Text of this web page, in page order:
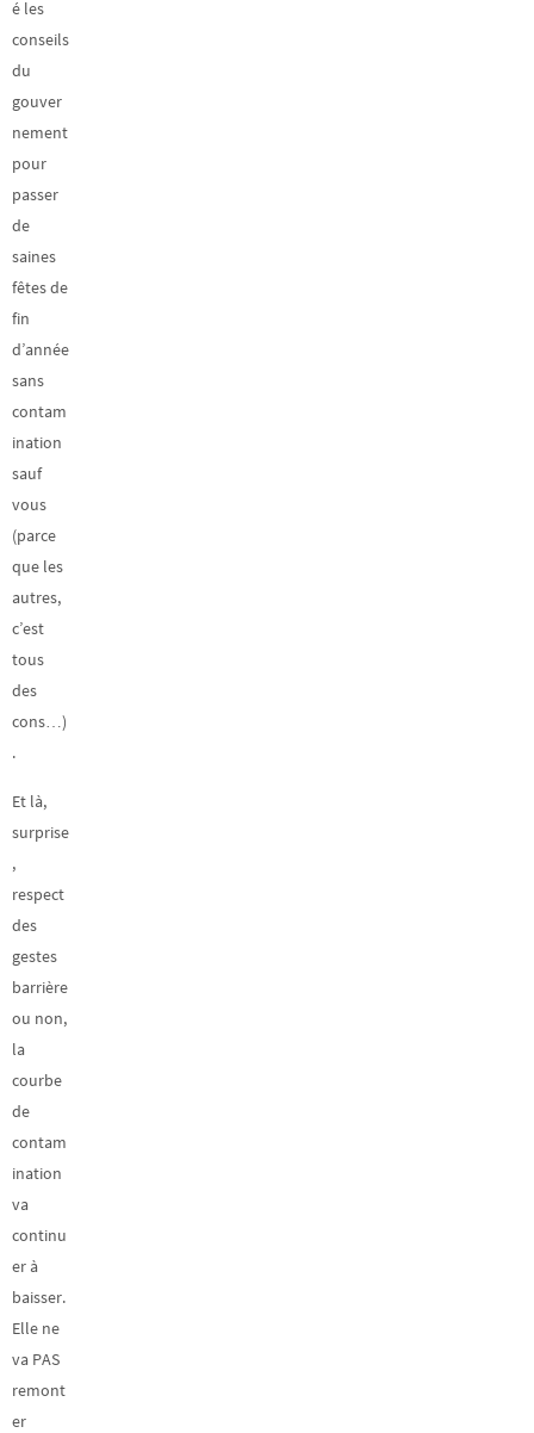
é les
conseils
du
gouver
nement
pour
passer
de
saines
fêtes de
fin
d’année
sans
contam
ination
sauf
vous
(parce
que les
autres,
c’est
tous
des
cons…)
.
Et là,
surprise
,
respect
des
gestes
barrière
ou non,
la
courbe
de
contam
ination
va
continu
er à
baisser.
Elle ne
va PAS
remont
er